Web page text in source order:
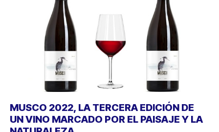
MUSCO 2022, LA TERCERA EDICIÓN DE
UN VINO MARCADO POR EL PAISAJE Y LA